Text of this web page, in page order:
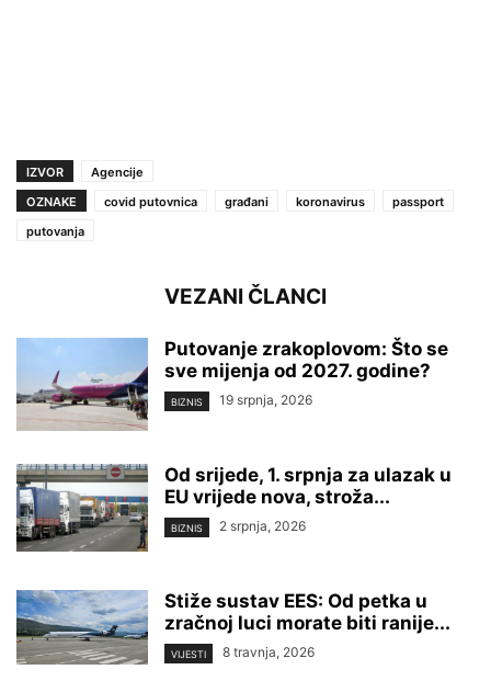
IZVOR
Agencije
OZNAKE
covid putovnica građani koronavirus
passport
putovanja
VEZANI ČLANCI
Putovanje zrakoplovom: Što se
sve mijenja od 2027. godine?
BIZNIS 19 srpnja, 2026
Od srijede, 1. srpnja za ulazak u
EU vrijede nova, stroža...
BIZNIS 2 srpnja, 2026
Stiže sustav EES: Od petka u
zračnoj luci morate biti ranije...
VIJESTI 8 travnja, 2026